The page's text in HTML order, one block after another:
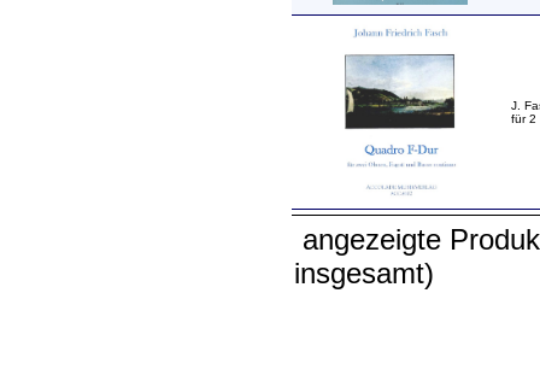
J.
für 2
angezeigte
insgesamt)